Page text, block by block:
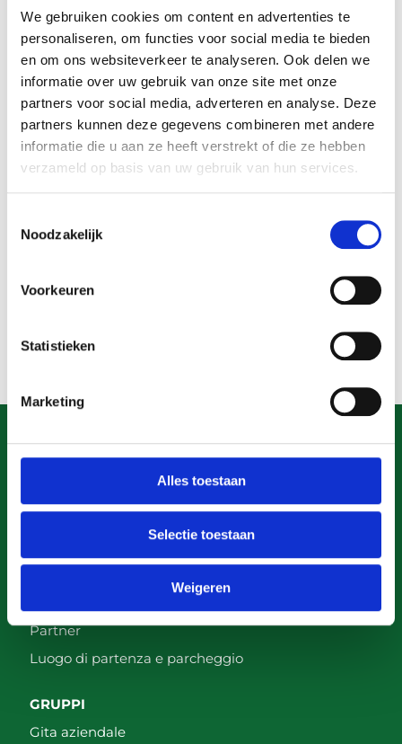
We gebruiken cookies om content en advertenties te
personaliseren, om functies voor social media te bieden
en om ons websiteverkeer te analyseren. Ook delen we
informatie over uw gebruik van onze site met onze
partners voor social media, adverteren en analyse. Deze
partners kunnen deze gegevens combineren met andere
informatie die u aan ze heeft verstrekt of die ze hebben
verzameld op basis van uw gebruik van hun services.
Noodzakelijk
Voorkeuren
Statistieken
Marketing
Alles toestaan
Selectie toestaan
Weigeren
+31 (0)10-302 18 88
INFORMAZIONI
Termini e condizioni generali
Partner
Luogo di partenza e parcheggio
GRUPPI
Gita aziendale